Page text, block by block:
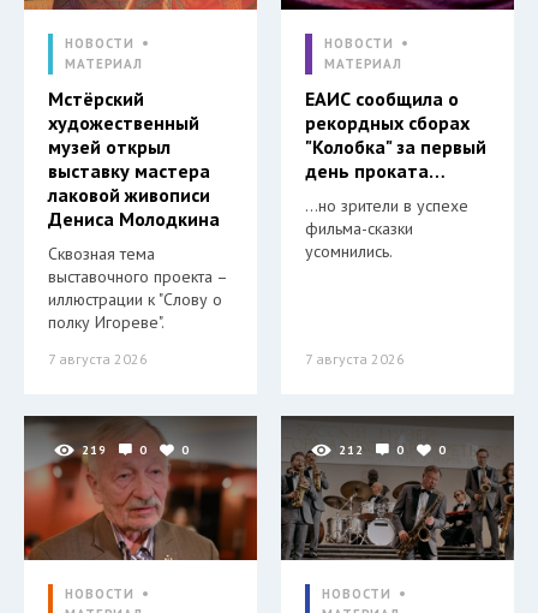
НОВОСТИ
МАТЕРИАЛ
Мстёрский
художественный
музей открыл
выставку мастера
лаковой живописи
Дениса Молодкина
Сквозная тема
выставочного проекта –
иллюстрации к "Слову о
полку Игореве".
7 августа 2026
НОВОСТИ
МАТЕРИАЛ
ЕАИС сообщила о
рекордных сборах
"Колобка" за первый
день проката…
…но зрители в успехе
фильма-сказки
усомнились.
7 августа 2026
219 0 0
НОВОСТИ
212 0 0
НОВОСТИ